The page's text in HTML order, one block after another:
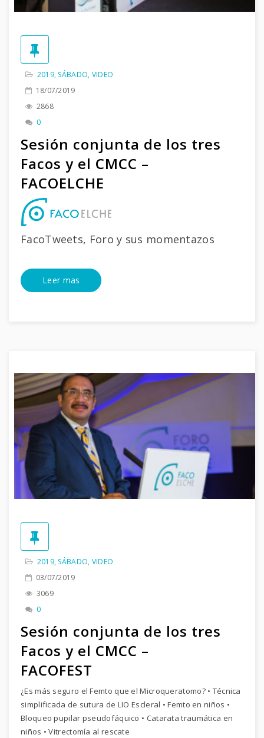
2019, SÁBADO, VIDEO
18/07/2019
2868
0
Sesión conjunta de los tres
Facos y el CMCC –
FACOELCHE
FacoTweets, Foro y sus momentazos
Leer mas
2019, SÁBADO, VIDEO
03/07/2019
3069
0
Sesión conjunta de los tres
Facos y el CMCC –
FACOFEST
¿Es más seguro el Femto que el Microqueratomo? • Técnica
simplificada de sutura de LIO Escleral • Femto en niños •
Bloqueo pupilar pseudofáquico • Catarata traumática en
niños • Vitrectomía al rescate